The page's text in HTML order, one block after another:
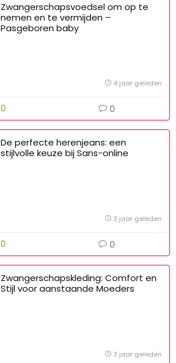
Zwangerschapsvoedsel om op te
nemen en te vermijden –
Pasgeboren baby
4 jaar geleden
0 0
De perfecte herenjeans: een
stijlvolle keuze bij Sans-online
3 jaar geleden
0 0
Zwangerschapskleding: Comfort en
Stijl voor aanstaande Moeders
3 jaar geleden